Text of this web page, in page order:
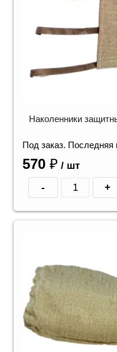
Наколенники
Под заказ. Последняя
570 ₽ / шт
- +